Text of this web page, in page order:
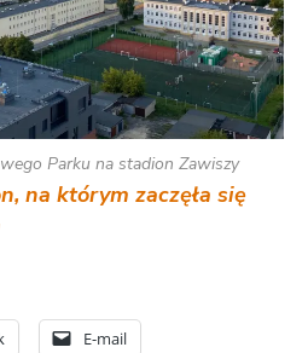
Parku na stadion Zawiszy
na którym zaczęła się
E-mail